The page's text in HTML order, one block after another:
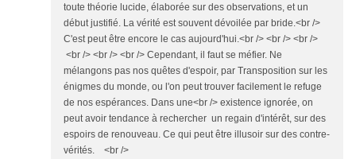
toute théorie lucide, élaborée sur des observations, et un
début justifié. La vérité est souvent dévoilée par bride.<br />
C'est peut être encore le cas aujourd'hui.<br /> <br /> <br />
<br /> <br /> <br /> Cependant, il faut se méfier. Ne
mélangons pas nos quêtes d'espoir, par Transposition sur les
énigmes du monde, ou l'on peut trouver facilement le refuge
de nos espérances. Dans une<br /> existence ignorée, on
peut avoir tendance à rechercher un regain d'intérêt, sur des
espoirs de renouveau. Ce qui peut être illusoir sur des contre-
vérités. <br />